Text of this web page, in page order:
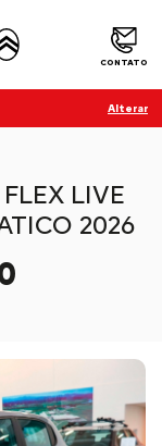
CONTATO
Alterar
LIVE
2026